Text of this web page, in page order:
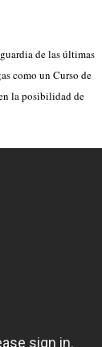
de las últimas
como un Curso de
la posibilidad de